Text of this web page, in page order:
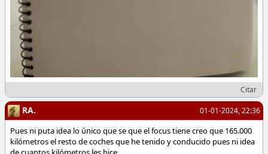
Citar
01-01-2024, 22:36
RA.
Pues ni puta idea lo único que se que el focus tiene creo que 165.000
kilómetros el resto de coches que he tenido y conducido pues ni idea